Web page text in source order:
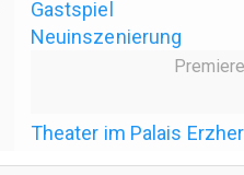
Gastspiel
Neuinszenierung
Premiere
Theater im Palais